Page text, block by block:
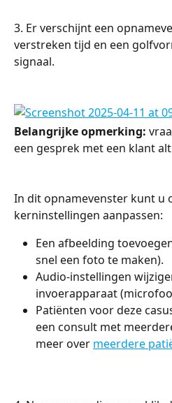
3. Er verschijnt een
verstreken tijd en een
signaal.
Belangrijke opmerking:
een gesprek met een klant
In dit opnamevenster kunt u
kerninstellingen aanpassen:
Een afbeelding
snel een foto te maken).
Audio-instellingen
invoerapparaat
Patiënten voor deze
een consult met
meer over meerdere